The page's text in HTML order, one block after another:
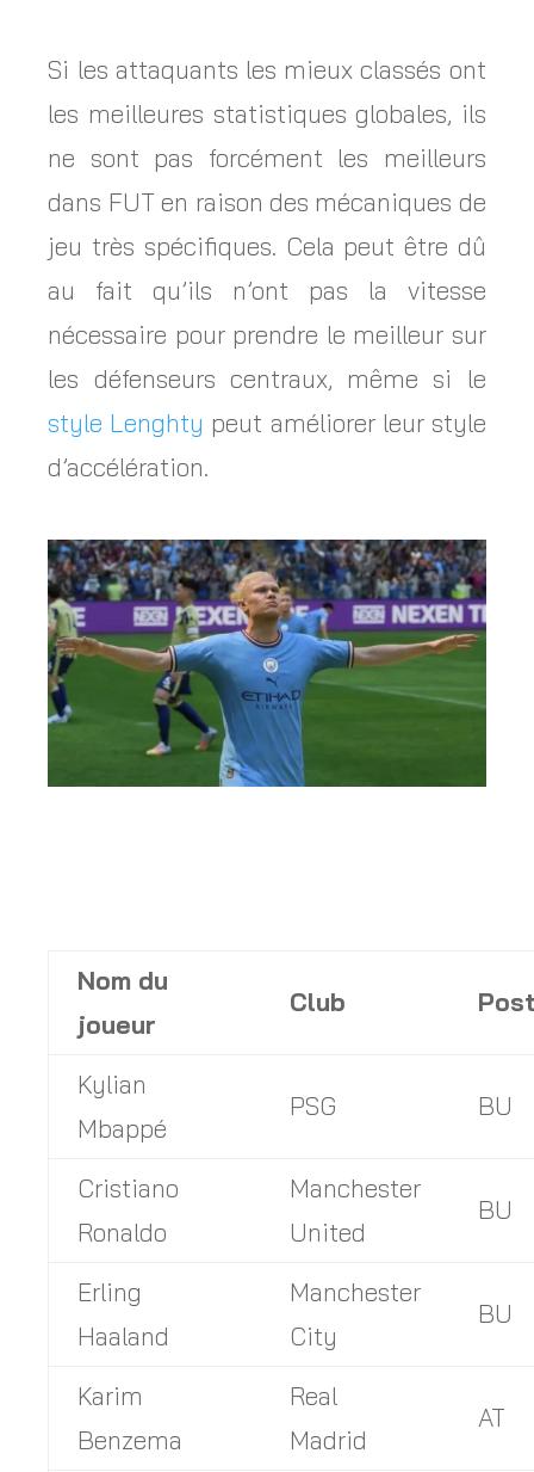
Si les attaquants les mieux classés ont
les meilleures statistiques globales, ils
ne sont pas forcément les meilleurs
dans FUT en raison des mécaniques de
jeu très spécifiques. Cela peut être dû
au fait qu’ils n’ont pas la vitesse
nécessaire pour prendre le meilleur sur
les défenseurs centraux, même si le
style Lenghty peut améliorer leur style
d’accélération.
Nom du
joueur
Club
Kylian
Mbappé
PSG BU
Cristiano
Ronaldo
Manchester
United
BU
Erling
Haaland
Manchester
City
BU
Karim
Benzema
Real
Madrid
AT